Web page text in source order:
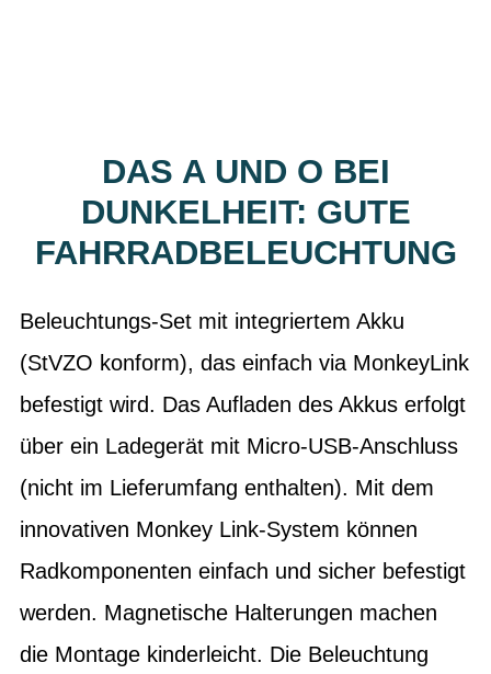
DAS A UND O BEI
DUNKELHEIT: GUTE
FAHRRADBELEUCHTUNG
Beleuchtungs-Set mit integriertem Akku
(StVZO konform), das einfach via MonkeyLink
befestigt wird. Das Aufladen des Akkus erfolgt
über ein Ladegerät mit Micro-USB-Anschluss
(nicht im Lieferumfang enthalten). Mit dem
innovativen Monkey Link-System können
Radkomponenten einfach und sicher befestigt
werden. Magnetische Halterungen machen
die Montage kinderleicht. Die Beleuchtung